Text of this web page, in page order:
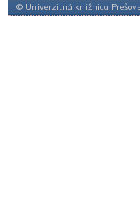
© Univerzitná knižnica